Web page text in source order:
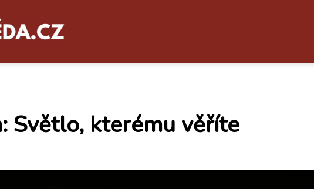
Světlo, kterému věříte